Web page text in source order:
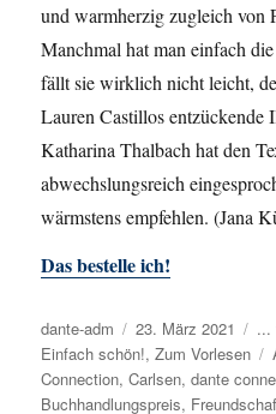
und warmherzig zugleich von
Manchmal hat man einfach
fällt sie wirklich nicht leicht,
Lauren Castillos
Katharina Thalbach hat den
abwechslungsreich
wärmstens empfehlen. (Jana
Das bestelle ich!
Autor
dante-adm
Veröffentlicht
am
23. März 2021 ...
Einfach schön!,Zum Vorlesen
Connection,Carlsen,dante
Buchhandlungspreis,